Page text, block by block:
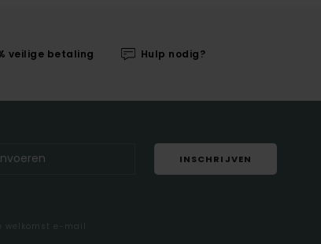
veilige betaling Hulp nodig?
INSCHRIJVEN
welkomst e-mail